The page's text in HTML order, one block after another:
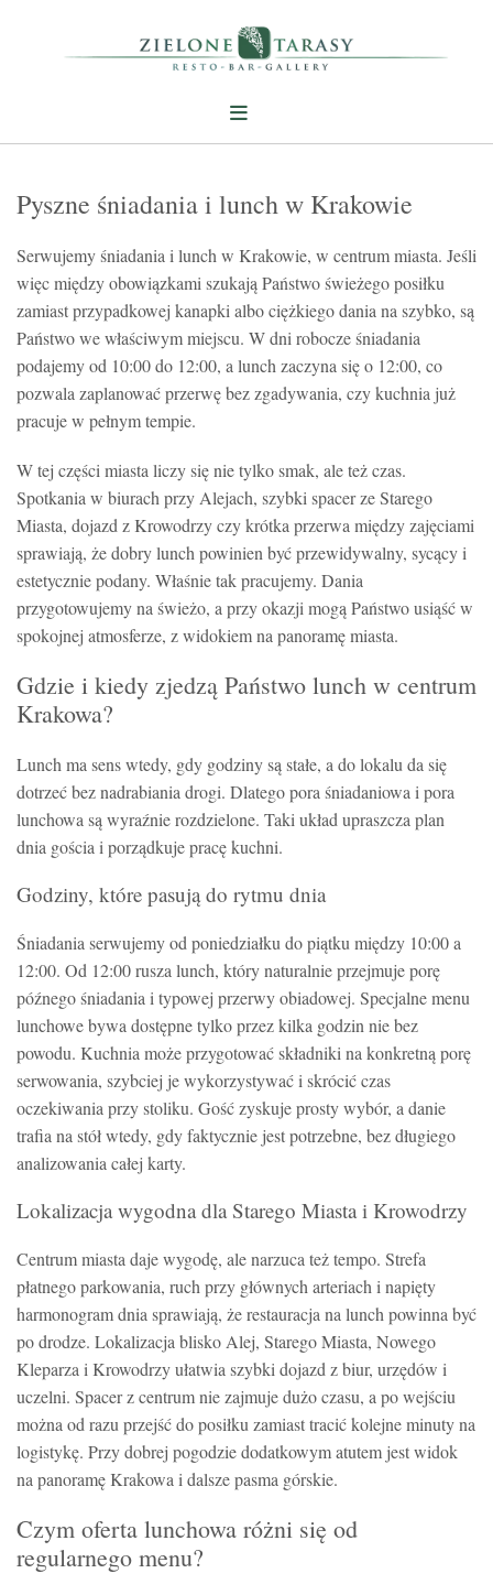
Pyszne śniadania i lunch w Krakowie
Serwujemy śniadania i lunch w Krakowie, w centrum miasta. Jeśli
więc między obowiązkami szukają Państwo świeżego posiłku
zamiast przypadkowej kanapki albo ciężkiego dania na szybko, są
Państwo we właściwym miejscu. W dni robocze śniadania
podajemy od 10:00 do 12:00, a lunch zaczyna się o 12:00, co
pozwala zaplanować przerwę bez zgadywania, czy kuchnia już
pracuje w pełnym tempie.
W tej części miasta liczy się nie tylko smak, ale też czas.
Spotkania w biurach przy Alejach, szybki spacer ze Starego
Miasta, dojazd z Krowodrzy czy krótka przerwa między zajęciami
sprawiają, że dobry lunch powinien być przewidywalny, sycący i
estetycznie podany. Właśnie tak pracujemy. Dania
przygotowujemy na świeżo, a przy okazji mogą Państwo usiąść w
spokojnej atmosferze, z widokiem na panoramę miasta.
Gdzie i kiedy zjedzą Państwo lunch w centrum
Krakowa?
Lunch ma sens wtedy, gdy godziny są stałe, a do lokalu da się
dotrzeć bez nadrabiania drogi. Dlatego pora śniadaniowa i pora
lunchowa są wyraźnie rozdzielone. Taki układ upraszcza plan
dnia gościa i porządkuje pracę kuchni.
Godziny, które pasują do rytmu dnia
Śniadania serwujemy od poniedziałku do piątku między 10:00 a
12:00. Od 12:00 rusza lunch, który naturalnie przejmuje porę
późnego śniadania i typowej przerwy obiadowej. Specjalne menu
lunchowe bywa dostępne tylko przez kilka godzin nie bez
powodu. Kuchnia może przygotować składniki na konkretną porę
serwowania, szybciej je wykorzystywać i skrócić czas
oczekiwania przy stoliku. Gość zyskuje prosty wybór, a danie
trafia na stół wtedy, gdy faktycznie jest potrzebne, bez długiego
analizowania całej karty.
Lokalizacja wygodna dla Starego Miasta i Krowodrzy
Centrum miasta daje wygodę, ale narzuca też tempo. Strefa
płatnego parkowania, ruch przy głównych arteriach i napięty
harmonogram dnia sprawiają, że restauracja na lunch powinna być
po drodze. Lokalizacja blisko Alej, Starego Miasta, Nowego
Kleparza i Krowodrzy ułatwia szybki dojazd z biur, urzędów i
uczelni. Spacer z centrum nie zajmuje dużo czasu, a po wejściu
można od razu przejść do posiłku zamiast tracić kolejne minuty na
logistykę. Przy dobrej pogodzie dodatkowym atutem jest widok
na panoramę Krakowa i dalsze pasma górskie.
Czym oferta lunchowa różni się od
regularnego menu?